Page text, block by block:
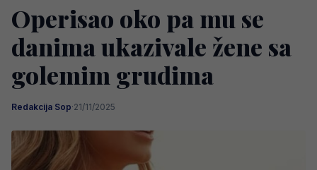
Operisao oko pa mu se
danima ukazivale žene sa
golemim grudima
Redakcija Sop·21/11/2025